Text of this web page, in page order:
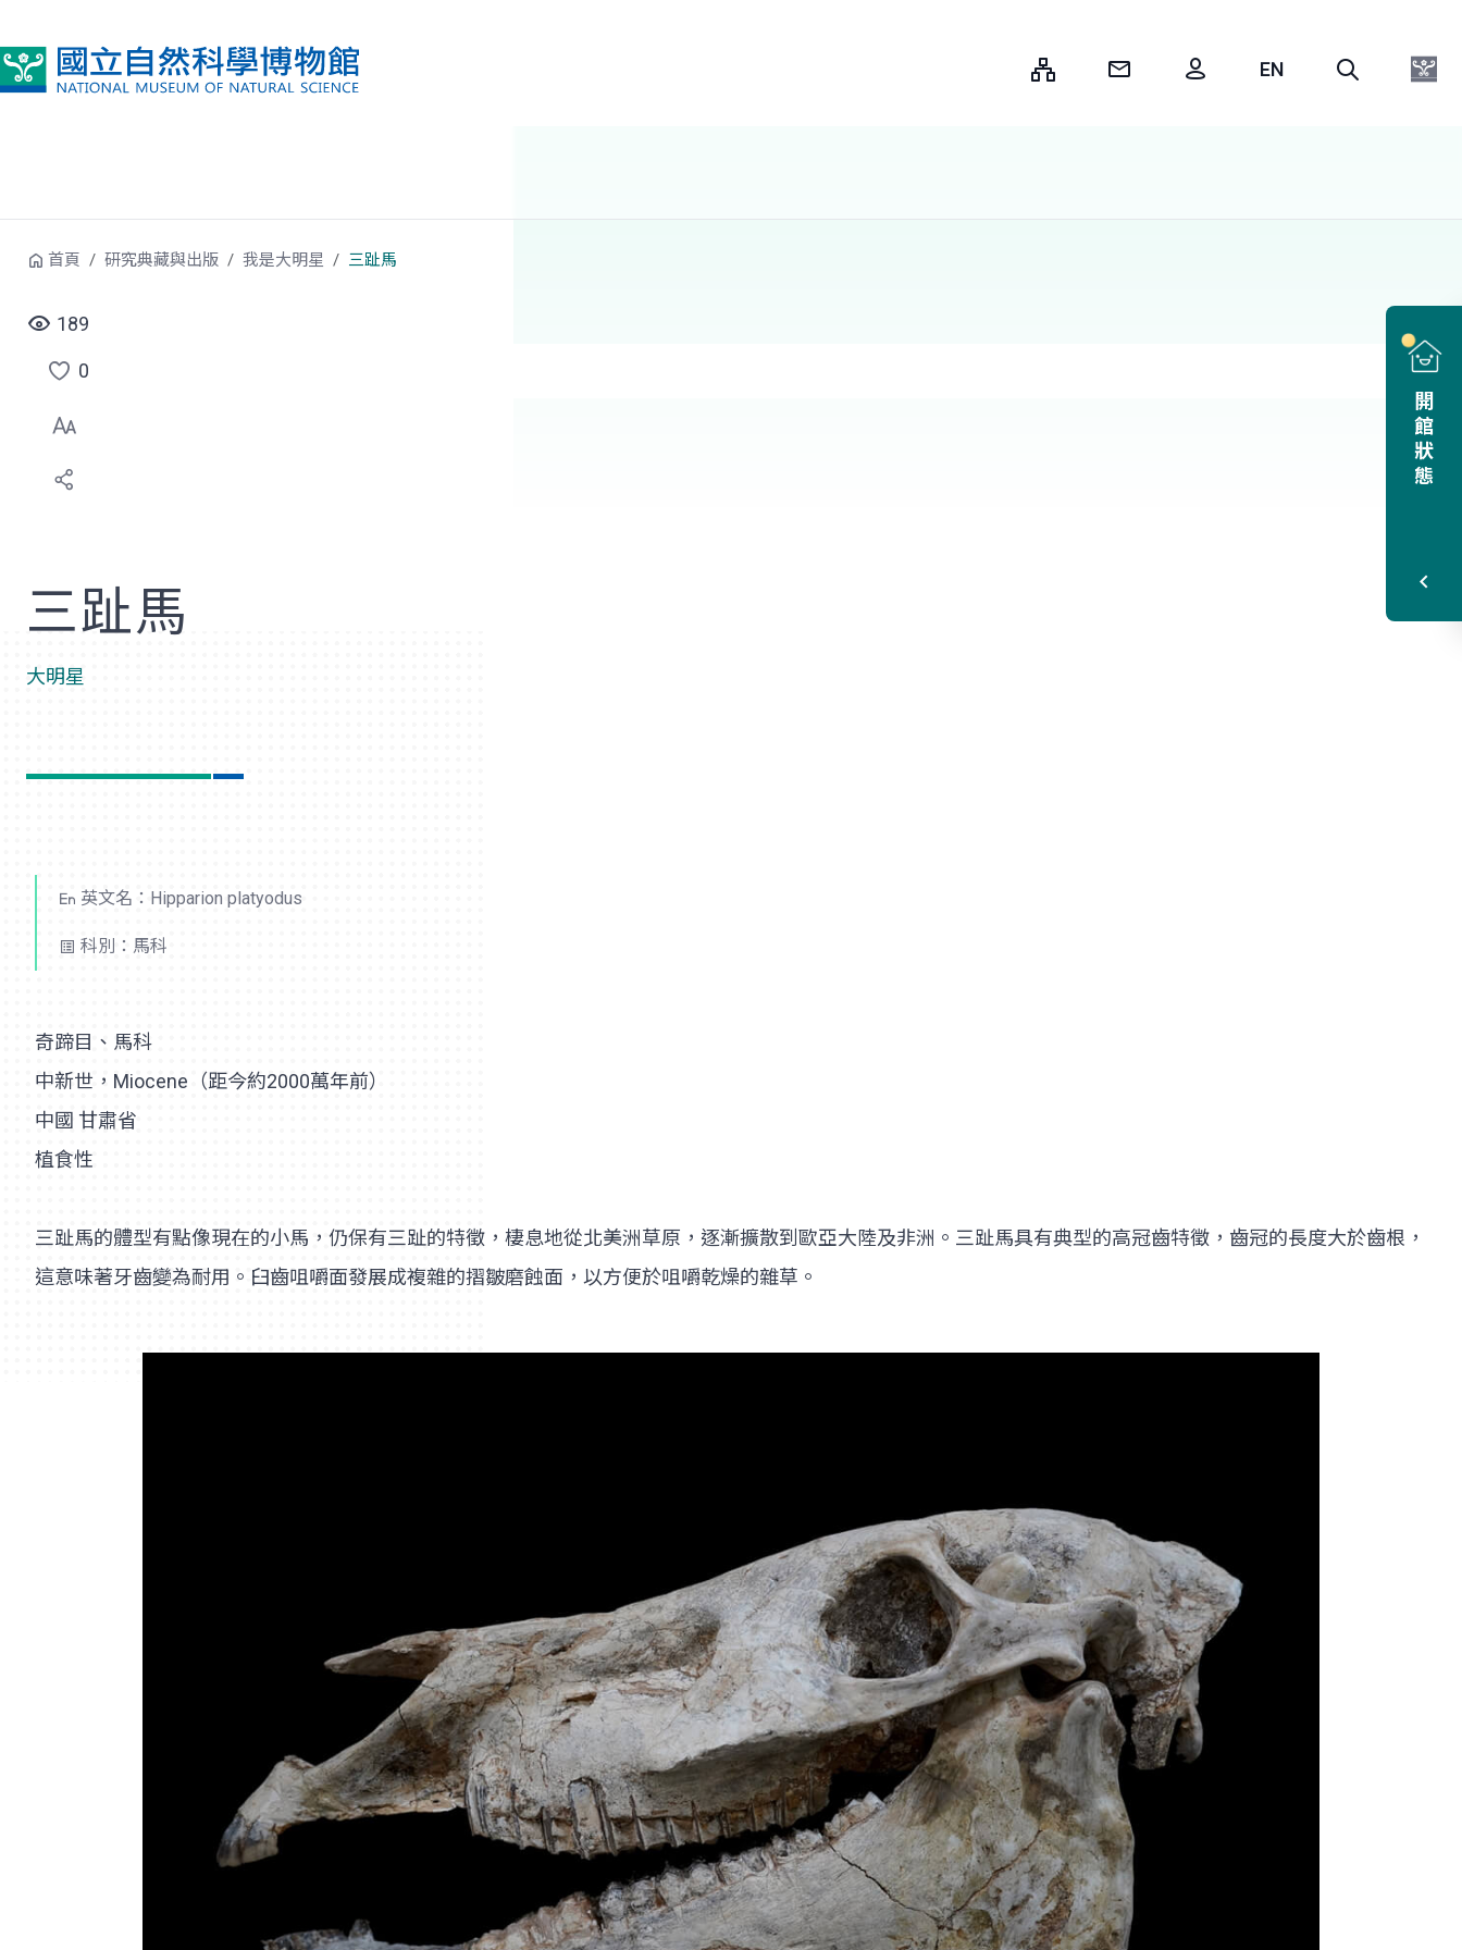
開館狀態
首頁 研究典藏與出版 我是大明星 三趾馬
189
點
選
喜
0
三趾馬
大明星
英文名：Hipparion platyodus
科別：馬科
奇蹄目、馬科
中新世，Miocene（距今約2000萬年前）
中國 甘肅省
植食性
三趾馬的體型有點像現在的小馬，仍保有三趾的特徵，棲息地從北美洲草原，逐漸擴散到歐亞大陸及非洲。三趾馬具有典型的高冠齒特徵，齒冠的長度大於齒根，
這意味著牙齒變為耐用。臼齒咀嚼面發展成複雜的摺皺磨蝕面，以方便於咀嚼乾燥的雜草。